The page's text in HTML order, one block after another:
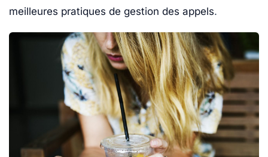
meilleures pratiques de gestion des appels.